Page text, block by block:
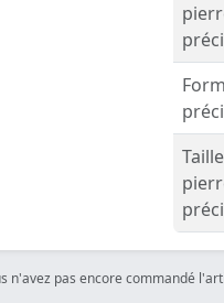
n'avez pas encore commandé